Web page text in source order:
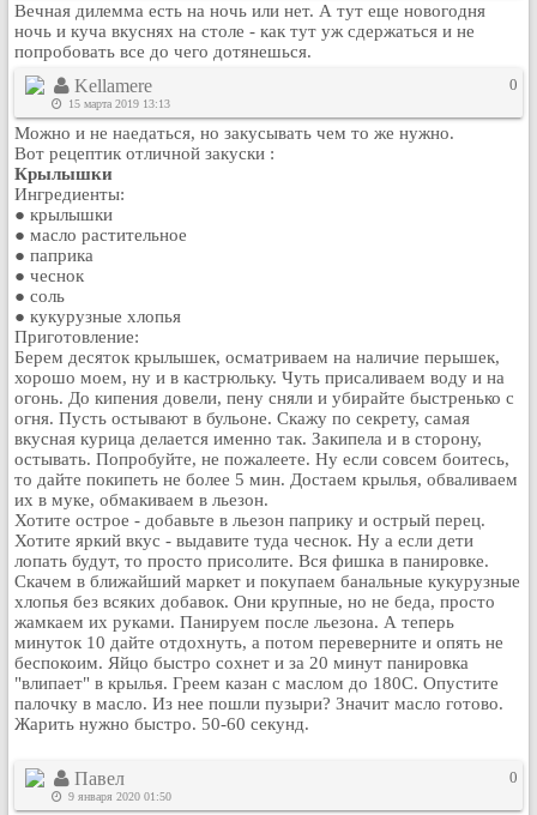
Вечная дилемма есть на ночь или нет. А тут еще новогодня
ночь и куча вкуснях на столе - как тут уж сдержаться и не
попробовать все до чего дотянешься.
Kellamere
15 марта 2019 13:13
0
Можно и не наедаться, но закусывать чем то же нужно.
Вот рецептик отличной закуски :
Крылышки
Ингредиенты:
● крылышки
● масло растительное
● паприка
● чеснок
● соль
● кукурузные хлопья
Приготовление:
Берем десяток крылышек, осматриваем на наличие перышек,
хорошо моем, ну и в кастрюльку. Чуть присаливаем воду и на
огонь. До кипения довели, пену сняли и убирайте быстренько с
огня. Пусть остывают в бульоне. Скажу по секрету, самая
вкусная курица делается именно так. Закипела и в сторону,
остывать. Попробуйте, не пожалеете. Ну если совсем боитесь,
то дайте покипеть не более 5 мин. Достаем крылья, обваливаем
их в муке, обмакиваем в льезон.
Хотите острое - добавьте в льезон паприку и острый перец.
Хотите яркий вкус - выдавите туда чеснок. Ну а если дети
лопать будут, то просто присолите. Вся фишка в панировке.
Скачем в ближайший маркет и покупаем банальные кукурузные
хлопья без всяких добавок. Они крупные, но не беда, просто
жамкаем их руками. Панируем после льезона. А теперь
минуток 10 дайте отдохнуть, а потом переверните и опять не
беспокоим. Яйцо быстро сохнет и за 20 минут панировка
"влипает" в крылья. Греем казан с маслом до 180С. Опустите
палочку в масло. Из нее пошли пузыри? Значит масло готово.
Жарить нужно быстро. 50-60 секунд.
Павел
9 января 2020 01:50
0